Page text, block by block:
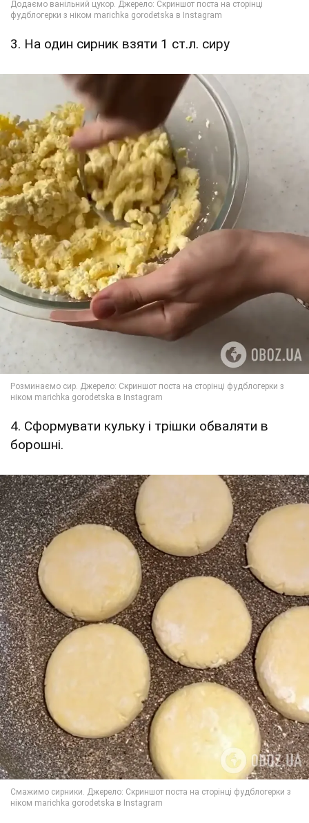
3. На один сирник взяти 1 ст.л. сиру
4. Сформувати кульку і трішки обваляти в
борошні.